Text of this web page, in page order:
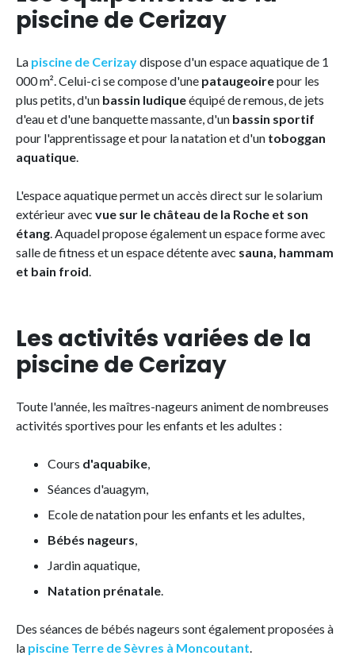
piscine de Cerizay
La piscine de Cerizaydispose d'un espace aquatique de 1
000 m². Celui-ci se compose d'une pataugeoirepour les
plus petits, d'un bassin ludiqueéquipé de remous, de jets
d'eau et d'une banquette massante, d'un bassin sportif
pour l'apprentissage et pour la natation et d'un toboggan
aquatique.
L'espace aquatique permet un accès direct sur le solarium
extérieur avec vue sur le château de la Roche et son
étang. Aquadel propose également un espace forme avec
salle de fitness et un espace détente avec sauna, hammam
et bain froid.
Les activités variées de la
piscine de Cerizay
Toute l'année, les maîtres-nageurs animent de nombreuses
activités sportives pour les enfants et les adultes :
Cours d'aquabike,
Séances d'auagym,
Ecole de natation pour les enfants et les adultes,
Bébés nageurs,
Jardin aquatique,
Natation prénatale.
Des séances de bébés nageurs sont également proposées à
la piscine Terre de Sèvres à Moncoutant.